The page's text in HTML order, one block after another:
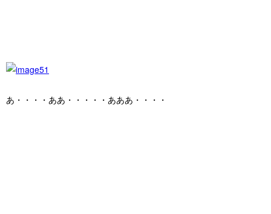
あ・・・・ああ・・・・・あああ・・・・